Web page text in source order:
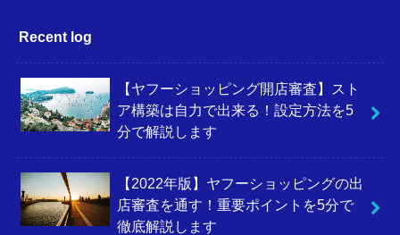
Recent log
【ヤフーショッピング開店審査】スト
ア構築は自力で出来る！設定方法を5
分で解説します
【2022年版】ヤフーショッピングの出
店審査を通す！重要ポイントを5分で
徹底解説します